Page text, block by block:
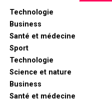
Technologie
Business
Santé et médecine
Sport
Technologie
Science et nature
Business
Santé et médecine